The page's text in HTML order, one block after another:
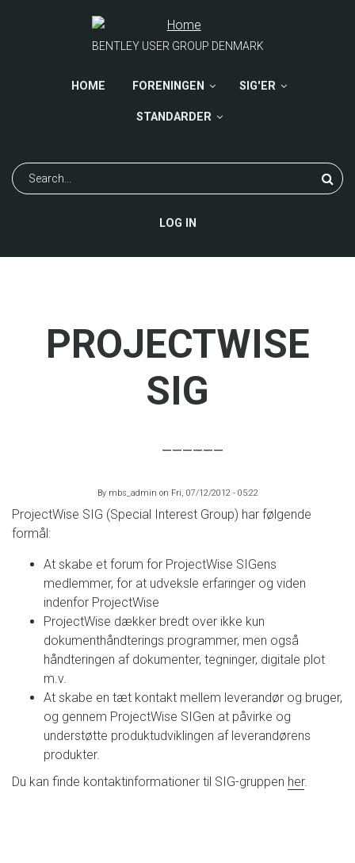
BENTLEY USER GROUP DENMARK
HOME FORENINGEN SIG'ER
STANDARDER
Search
ACCOUNT
LOG IN
PROJECTWISE
SIG
By mbs_admin on Fri, 07/12/2012 - 05:22
ProjectWise SIG (Special Interest Group) har følgende
formål:
At skabe et forum for ProjectWise SIGens
medlemmer, for at udveksle erfaringer og viden
indenfor ProjectWise
ProjectWise dækker bredt over ikke kun
dokumenthåndterings programmer, men også
håndteringen af dokumenter, tegninger, digitale plot
m.v.
At skabe en tæt kontakt mellem leverandør og bruger,
og gennem ProjectWise SIGen at påvirke og
understøtte produktudviklingen af leverandørens
produkter.
Du kan finde kontaktinformationer til SIG-gruppen her.